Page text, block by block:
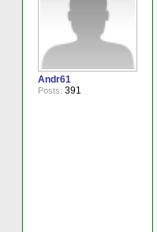
Andr61
Posts: 391